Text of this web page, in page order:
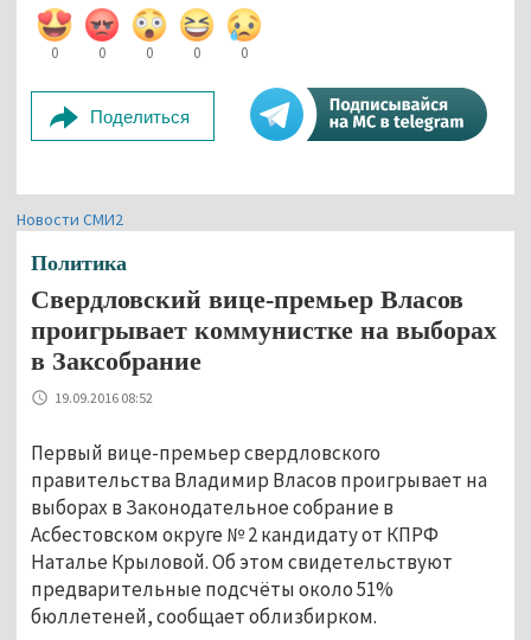
0 0 0 0 0
Поделиться
Новости СМИ2
Политика
Свердловский вице-премьер Власов
проигрывает коммунистке на выборах
в Заксобрание
19.09.2016 08:52
Первый вице-премьер свердловского
правительства Владимир Власов проигрывает на
выборах в Законодательное собрание в
Асбестовском округе № 2 кандидату от КПРФ
Наталье Крыловой. Об этом свидетельствуют
предварительные подсчёты около 51%
бюллетеней, сообщает облизбирком.